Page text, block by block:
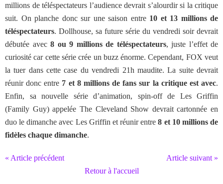
millions de téléspectateurs l’audience devrait s’alourdir si la critique
suit. On planche donc sur une saison entre 10 et 13 millions de
téléspectateurs. Dollhouse, sa future série du vendredi soir devrait
débutée avec 8 ou 9 millions de téléspectateurs, juste l’effet de
curiosité car cette série crée un buzz énorme. Cependant, FOX veut
la tuer dans cette case du vendredi 21h maudite. La suite devrait
réunir donc entre 7 et 8 millions de fans sur la critique est avec.
Enfin, sa nouvelle série d’animation, spin-off de Les Griffin
(Family Guy) appelée The Cleveland Show devrait cartonnée en
duo le dimanche avec Les Griffin et réunir entre8 et 10 millions de
fidèles chaque dimanche.
« Article précédent
Article suivant »
Retour à l'accueil